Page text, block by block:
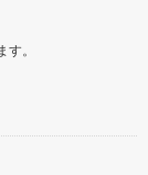
。